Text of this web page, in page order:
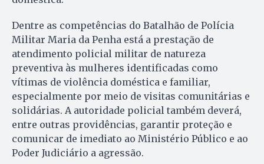
Dentre as competências do Batalhão de Polícia
Militar Maria da Penha está a prestação de
atendimento policial militar de natureza
preventiva às mulheres identificadas como
vítimas de violência doméstica e familiar,
especialmente por meio de visitas comunitárias e
solidárias. A autoridade policial também deverá,
entre outras providências, garantir proteção e
comunicar de imediato ao Ministério Público e ao
Poder Judiciário a agressão.